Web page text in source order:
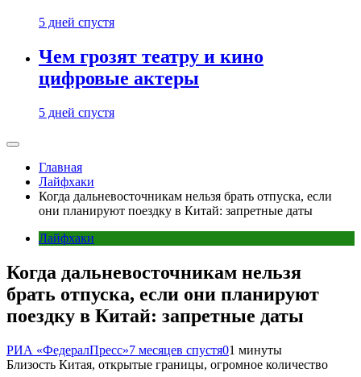
5 дней спустя
Чем грозят театру и кино
цифровые актеры
5 дней спустя
Главная
Лайфхаки
Когда дальневосточникам нельзя брать отпуска, если
они планируют поездку в Китай: запретные даты
Лайфхаки
Когда дальневосточникам нельзя
брать отпуска, если они планируют
поездку в Китай: запретные даты
РИА «ФедералПресс»7 месяцев спустя01 минуты
Близость Китая, открытые границы, огромное количество